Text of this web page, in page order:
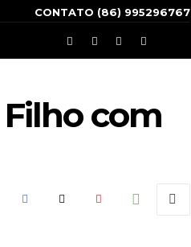
CONTATO (86) 995296767
com